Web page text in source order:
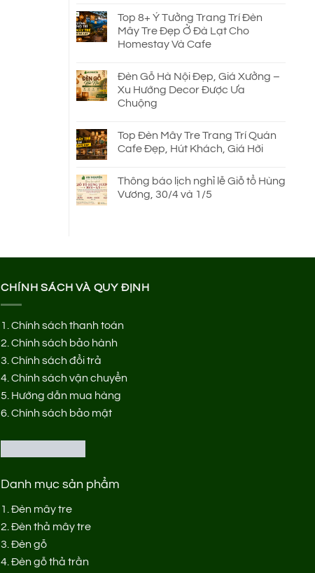
Top 8+ Ý Tưởng Trang Trí Đèn
Mây Tre Đẹp Ở Đà Lạt Cho
Homestay Và Cafe
Đèn Gỗ Hà Nội Đẹp, Giá Xưởng –
Xu Hướng Decor Được Ưa
Chuộng
Top Đèn Mây Tre Trang Trí Quán
Cafe Đẹp, Hút Khách, Giá Hời
Thông báo lịch nghỉ lễ Giỗ tổ Hùng
Vương, 30/4 và 1/5
CHÍNH SÁCH VÀ QUY ĐỊNH
1.Chính sách thanh toán
2.Chính sách bảo hành
3.Chính sách đổi trả
4.Chính sách vận chuyển
5. Hướng dẫn mua hàng
6.Chính sách bảo mật
Danh mục sản phẩm
1.Đèn mây tre
2.Đèn thả mây tre
3.Đèn gỗ
4.Đèn gỗ thả trần